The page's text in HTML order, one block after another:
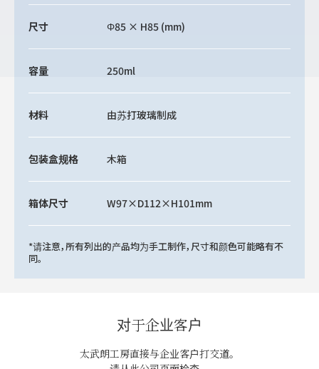
尺寸 Φ85 × H85 (mm)
容量 250ml
材料 由苏打玻璃制成
包装盒规格 木箱
箱体尺寸 W97×D112×H101mm
*请注意，所有列出的产品均为手工制作，尺寸和颜色可能略有不
同。
对于企业客户
太武朗工房直接与企业客户打交道。